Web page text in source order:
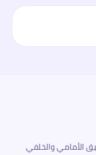
الأمامي والخلفي